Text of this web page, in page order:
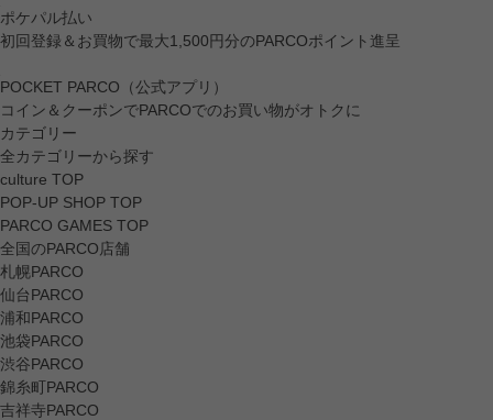
ポケパル払い
初回登録＆お買物で最大1,500円分のPARCOポイント進呈
POCKET PARCO（公式アプリ）
コイン＆クーポンでPARCOでのお買い物がオトクに
カテゴリー
全カテゴリーから探す
culture TOP
POP-UP SHOP TOP
PARCO GAMES TOP
全国のPARCO店舗
札幌PARCO
仙台PARCO
浦和PARCO
池袋PARCO
渋谷PARCO
錦糸町PARCO
吉祥寺PARCO